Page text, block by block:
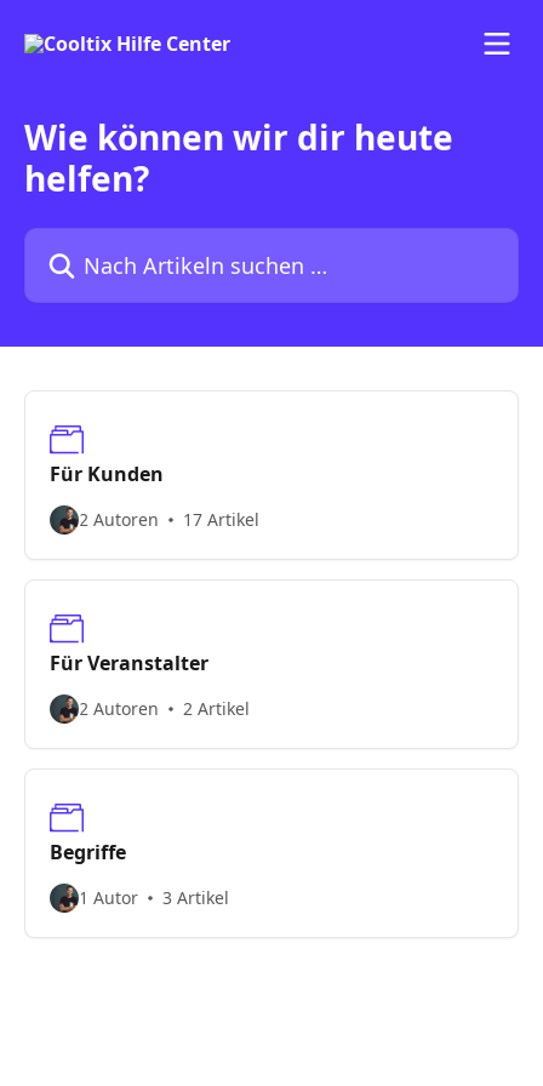
Wie können wir dir heute
helfen?
Nach Artikeln suchen …
Für Kunden
2 Autoren 17 Artikel
Für Veranstalter
2 Autoren 2 Artikel
Begriffe
1 Autor 3 Artikel